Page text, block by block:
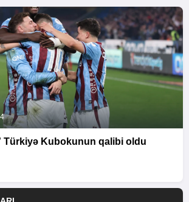
Türkiyə Kubokunun qalibi oldu